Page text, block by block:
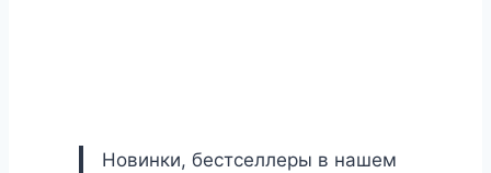
Новинки, бестселлеры в нашем